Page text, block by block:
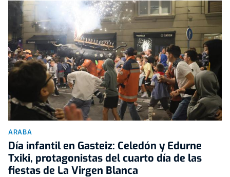
ARABA
Día infantil en Gasteiz: Celedón y Edurne
Txiki, protagonistas del cuarto día de las
fiestas de La Virgen Blanca